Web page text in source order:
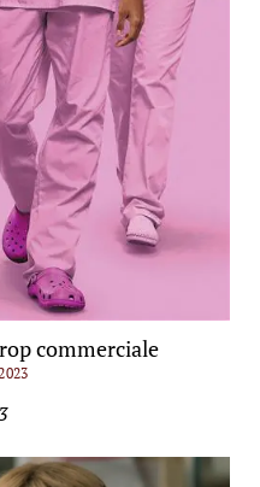
commerciale